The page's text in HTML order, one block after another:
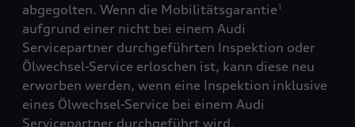
abgegolten. Wenn die Mobilitätsgarantie1
aufgrund einer nicht bei einem Audi
Servicepartner durchgeführten Inspektion oder
Ölwechsel-Service erloschen ist, kann diese neu
erworben werden, wenn eine Inspektion inklusive
eines Ölwechsel-Service bei einem Audi
Servicepartner durchgeführt wird.